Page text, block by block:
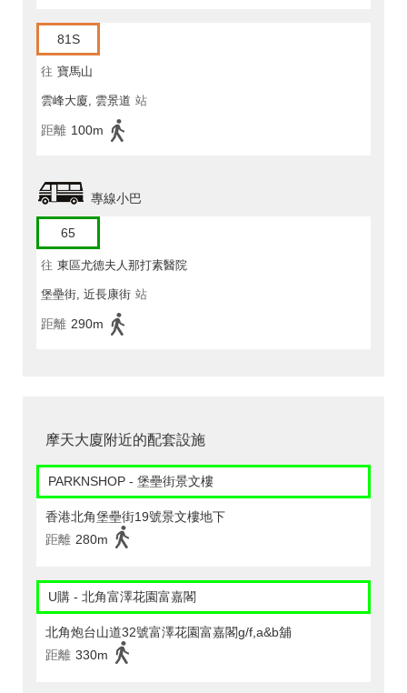
81S
往 寶馬山
雲峰大廈, 雲景道 站
距離 100m
專線小巴
65
往 東區尤德夫人那打素醫院
堡壘街, 近長康街 站
距離 290m
摩天大廈附近的配套設施
PARKNSHOP - 堡壘街景文樓
香港北角堡壘街19號景文樓地下
距離 280m
U購 - 北角富澤花園富嘉閣
北角炮台山道32號富澤花園富嘉閣g/f,a&b舖
距離 330m